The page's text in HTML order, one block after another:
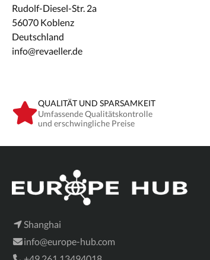
Rudolf-Diesel-Str. 2a
56070 Koblenz
Deutschland
info@revaeller.de
QUALITÄT UND SPARSAMKEIT
Umfassende Qualitätskontrolle
und erschwingliche Preise
Shanghai
info@europe-hub.com